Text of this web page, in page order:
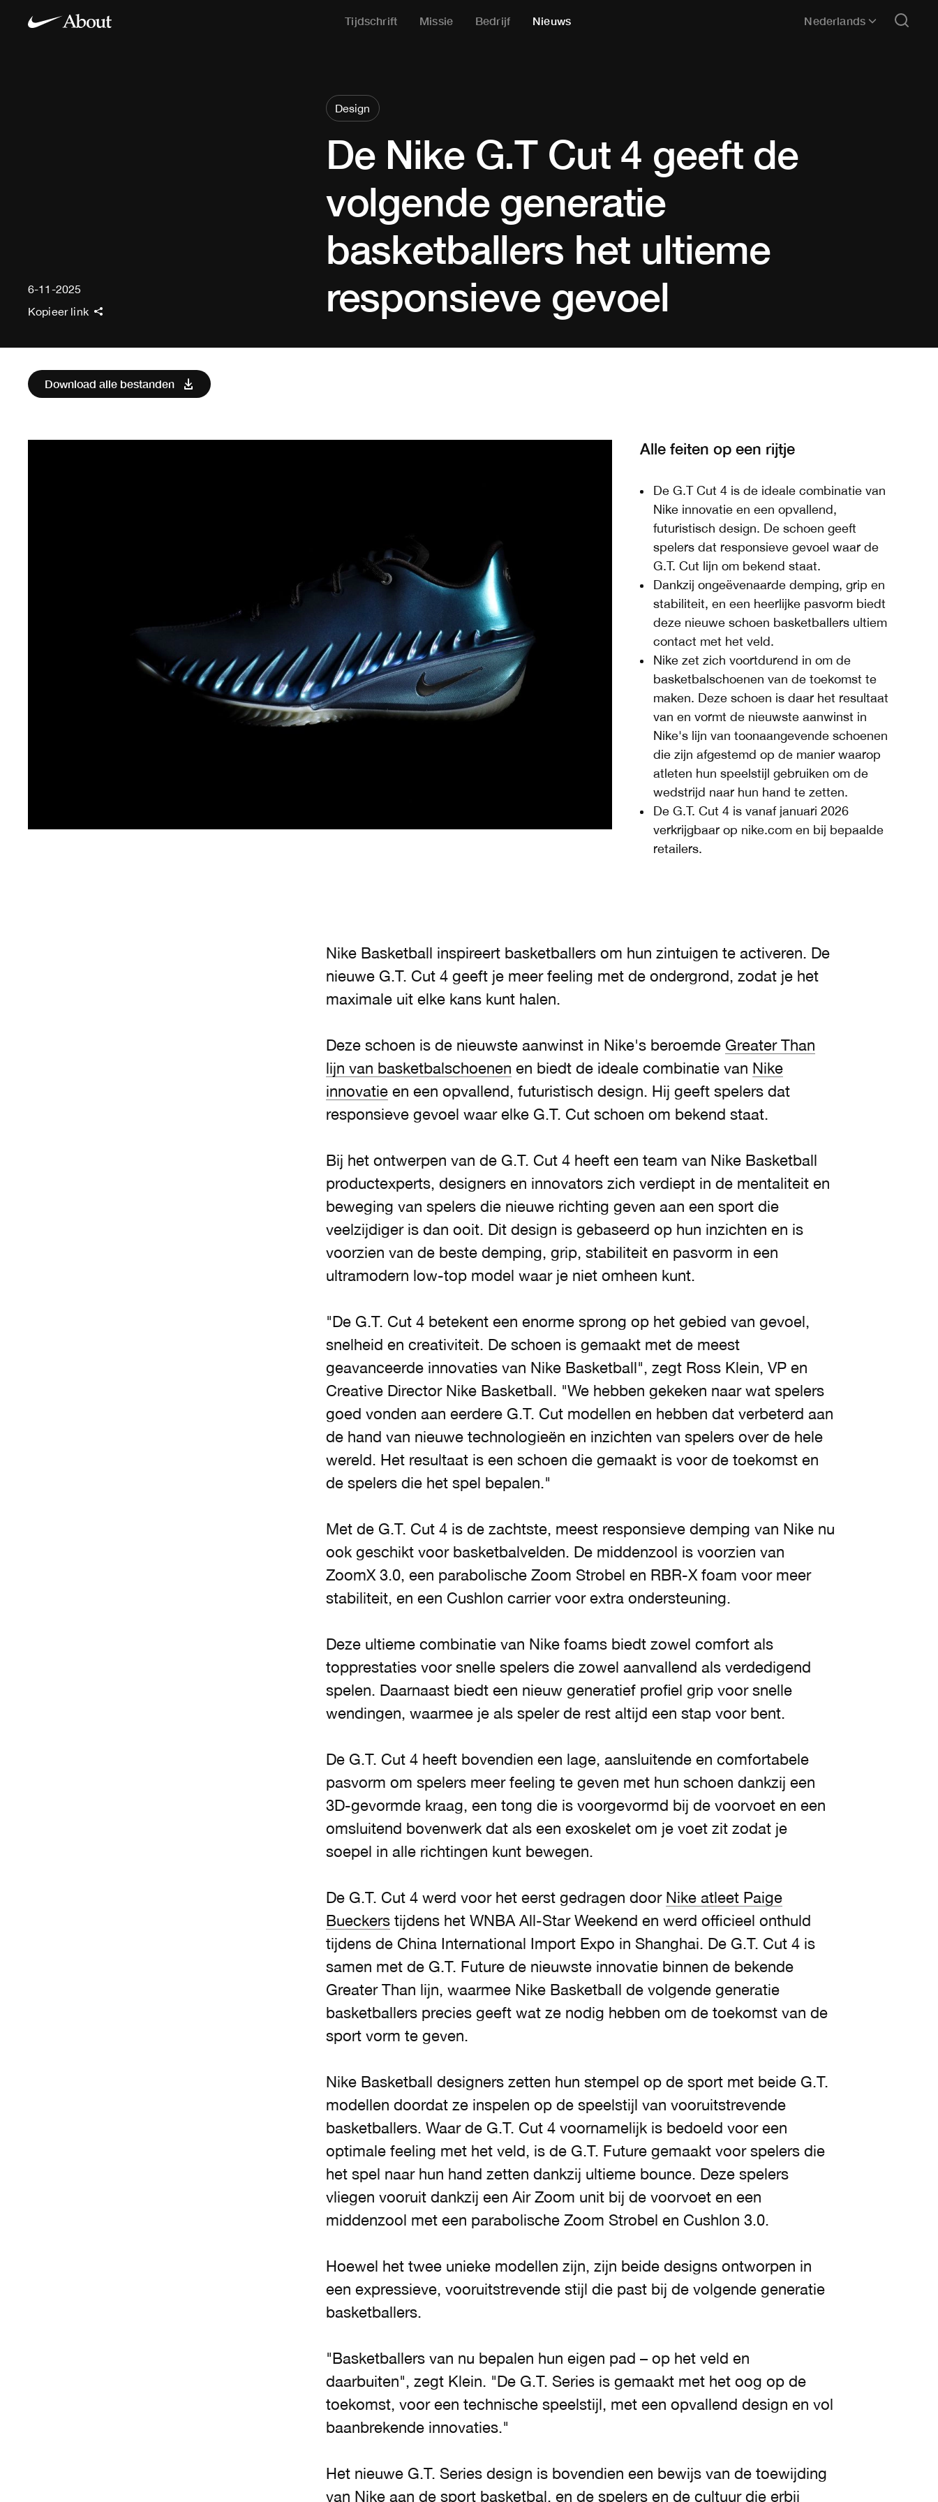
Tijdschrift Missie Bedrijf Nieuws Nederlands
Design
De Nike G.T Cut 4 geeft de
volgende generatie
basketballers het ultieme
responsieve gevoel
6-11-2025
Kopieer link
Download alle bestanden
Alle feiten op een rijtje
De G.T Cut 4 is de ideale combinatie van
Nike innovatie en een opvallend,
futuristisch design. De schoen geeft
spelers dat responsieve gevoel waar de
G.T. Cut lijn om bekend staat.
Dankzij ongeëvenaarde demping, grip en
stabiliteit, en een heerlijke pasvorm biedt
deze nieuwe schoen basketballers ultiem
contact met het veld.
Nike zet zich voortdurend in om de
basketbalschoenen van de toekomst te
maken. Deze schoen is daar het resultaat
van en vormt de nieuwste aanwinst in
Nike's lijn van toonaangevende schoenen
die zijn afgestemd op de manier waarop
atleten hun speelstijl gebruiken om de
wedstrijd naar hun hand te zetten.
De G.T. Cut 4 is vanaf januari 2026
verkrijgbaar op nike.com en bij bepaalde
retailers.
Nike Basketball inspireert basketballers om hun zintuigen te activeren. De
nieuwe G.T. Cut 4 geeft je meer feeling met de ondergrond, zodat je het
maximale uit elke kans kunt halen.
Deze schoen is de nieuwste aanwinst in Nike's beroemde Greater Than
lijn van basketbalschoenen en biedt de ideale combinatie van Nike
innovatieen een opvallend, futuristisch design. Hij geeft spelers dat
responsieve gevoel waar elke G.T. Cut schoen om bekend staat.
Bij het ontwerpen van de G.T. Cut 4 heeft een team van Nike Basketball
productexperts, designers en innovators zich verdiept in de mentaliteit en
beweging van spelers die nieuwe richting geven aan een sport die
veelzijdiger is dan ooit. Dit design is gebaseerd op hun inzichten en is
voorzien van de beste demping, grip, stabiliteit en pasvorm in een
ultramodern low-top model waar je niet omheen kunt.
"De G.T. Cut 4 betekent een enorme sprong op het gebied van gevoel,
snelheid en creativiteit. De schoen is gemaakt met de meest
geavanceerde innovaties van Nike Basketball", zegt Ross Klein, VP en
Creative Director Nike Basketball. "We hebben gekeken naar wat spelers
goed vonden aan eerdere G.T. Cut modellen en hebben dat verbeterd aan
de hand van nieuwe technologieën en inzichten van spelers over de hele
wereld. Het resultaat is een schoen die gemaakt is voor de toekomst en
de spelers die het spel bepalen."
Met de G.T. Cut 4 is de zachtste, meest responsieve demping van Nike nu
ook geschikt voor basketbalvelden. De middenzool is voorzien van
ZoomX 3.0, een parabolische Zoom Strobel en RBR-X foam voor meer
stabiliteit, en een Cushlon carrier voor extra ondersteuning.
Deze ultieme combinatie van Nike foams biedt zowel comfort als
topprestaties voor snelle spelers die zowel aanvallend als verdedigend
spelen. Daarnaast biedt een nieuw generatief profiel grip voor snelle
wendingen, waarmee je als speler de rest altijd een stap voor bent.
De G.T. Cut 4 heeft bovendien een lage, aansluitende en comfortabele
pasvorm om spelers meer feeling te geven met hun schoen dankzij een
3D-gevormde kraag, een tong die is voorgevormd bij de voorvoet en een
omsluitend bovenwerk dat als een exoskelet om je voet zit zodat je
soepel in alle richtingen kunt bewegen.
De G.T. Cut 4 werd voor het eerst gedragen door Nike atleet Paige
Bueckerstijdens het WNBA All-Star Weekend en werd officieel onthuld
tijdens de China International Import Expo in Shanghai. De G.T. Cut 4 is
samen met de G.T. Future de nieuwste innovatie binnen de bekende
Greater Than lijn, waarmee Nike Basketball de volgende generatie
basketballers precies geeft wat ze nodig hebben om de toekomst van de
sport vorm te geven.
Nike Basketball designers zetten hun stempel op de sport met beide G.T.
modellen doordat ze inspelen op de speelstijl van vooruitstrevende
basketballers. Waar de G.T. Cut 4 voornamelijk is bedoeld voor een
optimale feeling met het veld, is de G.T. Future gemaakt voor spelers die
het spel naar hun hand zetten dankzij ultieme bounce. Deze spelers
vliegen vooruit dankzij een Air Zoom unit bij de voorvoet en een
middenzool met een parabolische Zoom Strobel en Cushlon 3.0.
Hoewel het twee unieke modellen zijn, zijn beide designs ontworpen in
een expressieve, vooruitstrevende stijl die past bij de volgende generatie
basketballers.
"Basketballers van nu bepalen hun eigen pad – op het veld en
daarbuiten", zegt Klein. "De G.T. Series is gemaakt met het oog op de
toekomst, voor een technische speelstijl, met een opvallend design en vol
baanbrekende innovaties."
Het nieuwe G.T. Series design is bovendien een bewijs van de toewijding
van Nike aan de sport basketbal, en de spelers en de cultuur die erbij